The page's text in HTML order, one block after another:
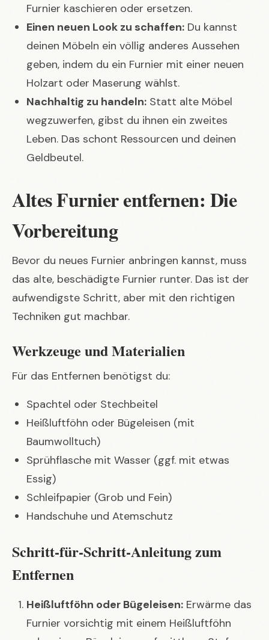
Furnier kaschieren oder ersetzen.
Einen neuen Look zu schaffen: Du kannst
deinen Möbeln ein völlig anderes Aussehen
geben, indem du ein Furnier mit einer neuen
Holzart oder Maserung wählst.
Nachhaltig zu handeln: Statt alte Möbel
wegzuwerfen, gibst du ihnen ein zweites
Leben. Das schont Ressourcen und deinen
Geldbeutel.
Altes Furnier entfernen: Die
Vorbereitung
Bevor du neues Furnier anbringen kannst, muss
das alte, beschädigte Furnier runter. Das ist der
aufwendigste Schritt, aber mit den richtigen
Techniken gut machbar.
Werkzeuge und Materialien
Für das Entfernen benötigst du:
Spachtel oder Stechbeitel
Heißluftföhn oder Bügeleisen (mit
Baumwolltuch)
Sprühflasche mit Wasser (ggf. mit etwas
Essig)
Schleifpapier (Grob und Fein)
Handschuhe und Atemschutz
Schritt-für-Schritt-Anleitung zum
Entfernen
Heißluftföhn oder Bügeleisen: Erwärme das
Furnier vorsichtig mit einem Heißluftföhn